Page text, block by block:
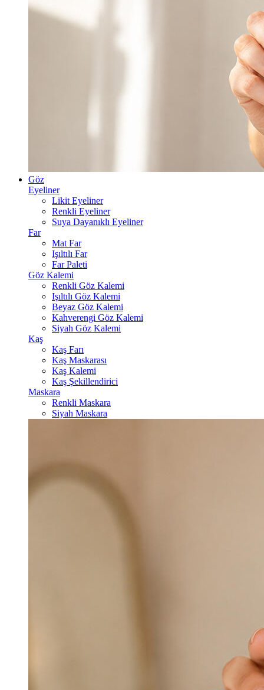
Göz
Eyeliner
Likit Eyeliner
Renkli Eyeliner
Suya Dayanıklı Eyeliner
Far
Mat Far
Işıltılı Far
Far Paleti
Göz Kalemi
Renkli Göz Kalemi
Işıltılı Göz Kalemi
Beyaz Göz Kalemi
Kahverengi Göz Kalemi
Siyah Göz Kalemi
Kaş
Kaş Farı
Kaş Maskarası
Kaş Kalemi
Kaş Şekillendirici
Maskara
Renkli Maskara
Siyah Maskara